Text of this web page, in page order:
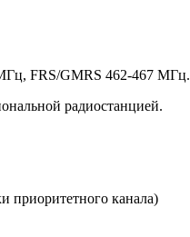
FRS/GMRS 462-467 МГц.
радиостанцией.
приоритетного канала)